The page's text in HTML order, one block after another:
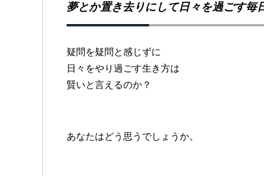
夢とか置き去りにして日々を過ごす毎
疑問を疑問と感じずに
日々をやり過ごす生き方は
賢いと言えるのか？
あなたはどう思うでしょうか。